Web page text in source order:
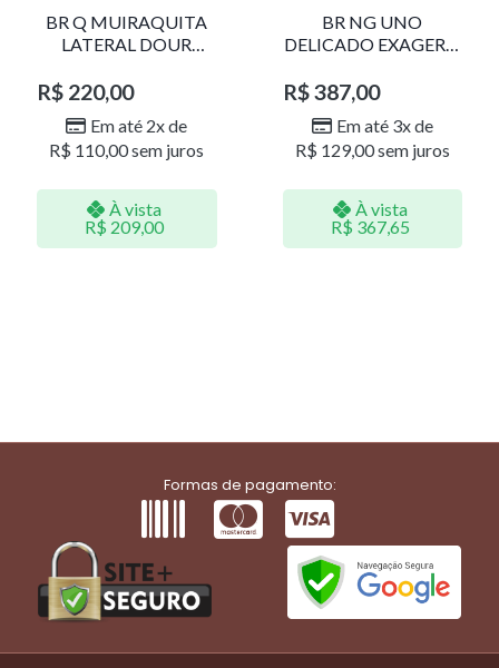
BR Q MUIRAQUITA
LATERAL DOUR
R$ 220,00
Em até 2x de
R$ 110,00sem juros
À vista
R$ 209,00
BR NG UNO
DELICADO EXAGERO
R$387,00
Em até 3x de
R$ 129,00sem juros
À vista
R$ 367,65
Formas de pagamento: